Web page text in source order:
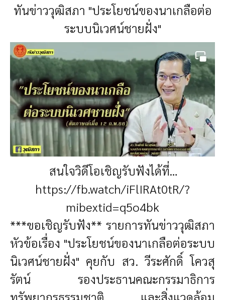
ทันข่าววุฒิสภา "ประโยชน์ของนาเกลือต่อ
ระบบนิเวศน์ชายฝั่ง"
สนใจวิดีโอเชิญรับฟังได้ที่…
https://fb.watch/iFlIRAt0tR/?
mibextid=q5o4bk
***ขอเชิญรับฟัง** รายการทันข่าววุฒิสภา
หัวข้อเรื่อง "ประโยชน์ของนาเกลือต่อระบบ
นิเวศน์ชายฝั่ง" คุยกับ สว. วีระศักดิ์ โควสุ
รัตน์ รองประธานคณะกรรมาธิการ